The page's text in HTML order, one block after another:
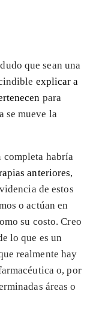
que sean una
explicar a
para
se mueve la
completa habría
anteriores,
de estos
o actúan en
su costo. Creo
lo que es un
realmente hay
o, por
áreas o